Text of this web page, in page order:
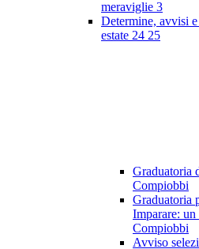
meraviglie 3
Determine, avvisi
estate 24 25
Graduatoria
Compiobbi
Graduatoria
Imparare:
Compiobbi
Avviso